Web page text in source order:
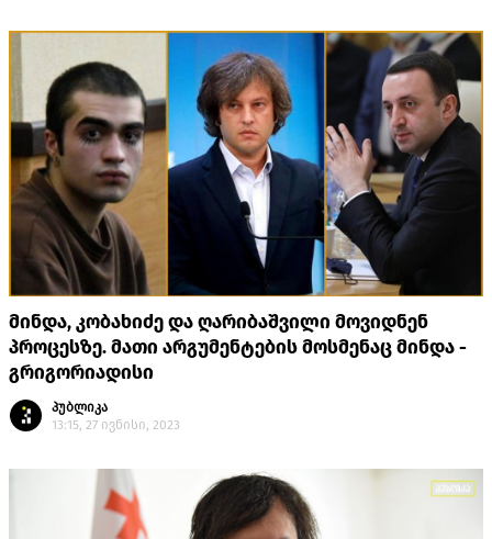
მინდა, კობახიძე და ღარიბაშვილი მოვიდნენ
პროცესზე. მათი არგუმენტების მოსმენაც მინდა -
გრიგორიადისი
პუბლიკა
13:15, 27 ივნისი, 2023